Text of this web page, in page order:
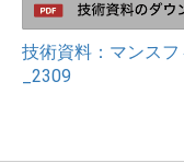
技術資料：マンス
_2309